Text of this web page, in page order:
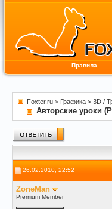
Правила
Foxter.ru > Графика > 3D /
Авторские уроки
26.02.2010, 22:52
ZoneMan
Premium Member